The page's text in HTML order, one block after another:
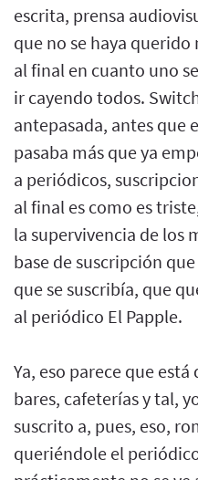
escrita, prensa
que no se haya
al final en cuanto uno
ir cayendo todos.
antepasada, antes que
pasaba más que ya
a periódicos,
al final es como es
la supervivencia de los
base de suscripción
que se suscribía, que
al periódico El Papple.
Ya, eso parece que
bares, cafeterías y tal,
suscrito a, pues, eso,
queriéndole el